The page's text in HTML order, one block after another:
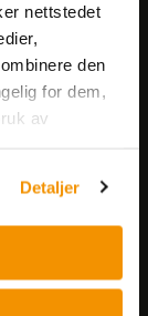
nettstedet
den
for dem,
av
Detaljer